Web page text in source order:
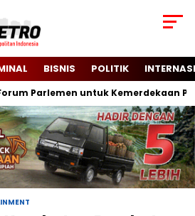
BISNIS POLITIK
Parlemen untuk Kemerdekaan